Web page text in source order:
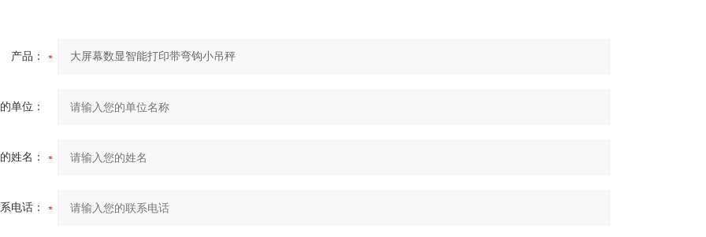
产品：
单位：
姓名：
电话：